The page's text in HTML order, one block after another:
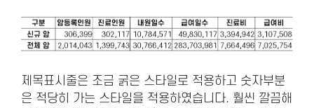
제목표시줄은 조금 굵은 스타일로 적용하고 숫자부분
은 적당히 가는 스타일을 적용하였습니다. 훨씬 깔끔해